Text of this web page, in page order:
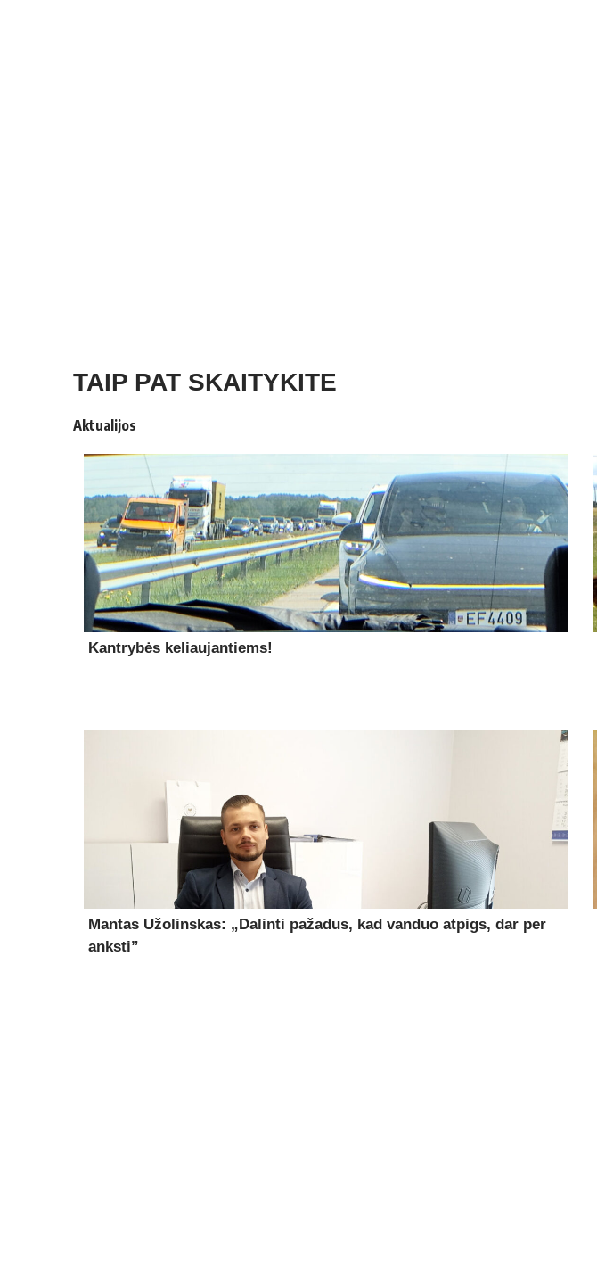
TAIP PAT SKAITYKITE
Aktualijos
Kantrybės keliaujantiems!
Mantas Užolinskas: „Dalinti pažadus, kad vanduo atpigs, dar per
anksti”